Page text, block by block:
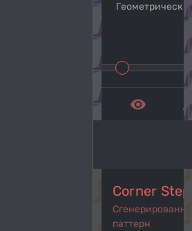
navigate_before
remove_red_eye
Corner
паттерн